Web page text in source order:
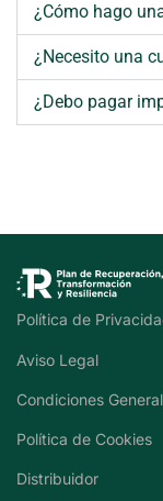
¿Cómo hago
¿Necesito una
¿Debo pagar
Política de
Aviso Legal
Condiciones
Política de Cookies
Distribuidor